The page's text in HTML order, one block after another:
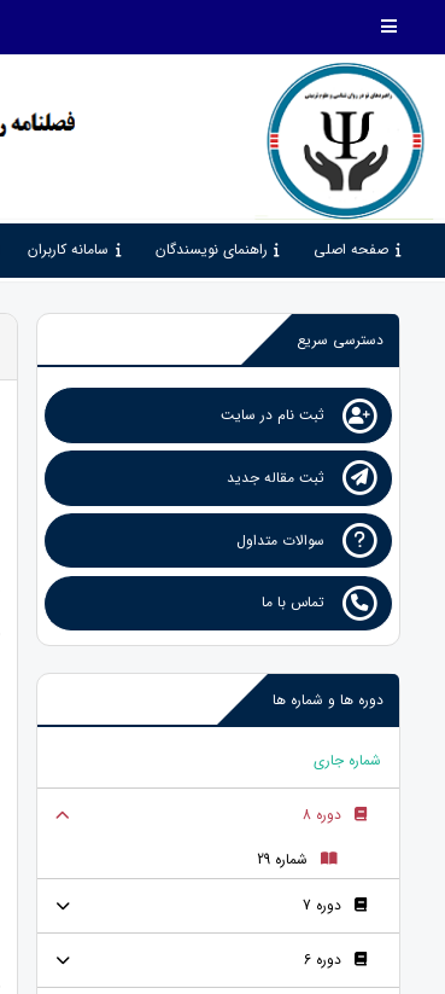
صفحه اصلی راهنمای نویسندگان سامانه کاربران
دسترسی سریع
ثبت نام در سایت
ثبت مقاله جدید
سوالات متداول
تماس با ما
دوره ها و شماره ها
شماره جاری
دوره 8
شماره 29
دوره 7
دوره 6